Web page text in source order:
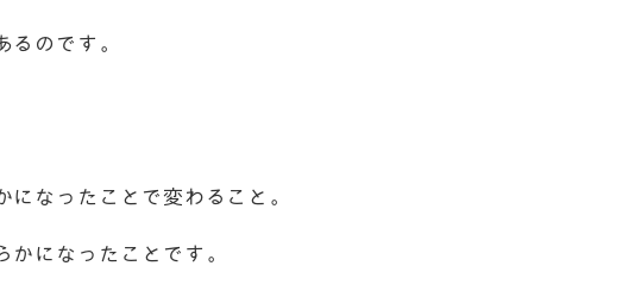
のです。
なったことで変わること。
かになったことです。